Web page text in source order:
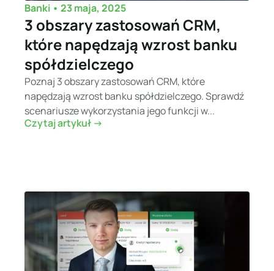
Banki • 23 maja, 2025
3 obszary zastosowań CRM,
które napędzają wzrost banku
spółdzielczego
Poznaj 3 obszary zastosowań CRM, które
napędzają wzrost banku spółdzielczego. Sprawdź
scenariusze wykorzystania jego funkcji w...
Czytaj artykuł ->